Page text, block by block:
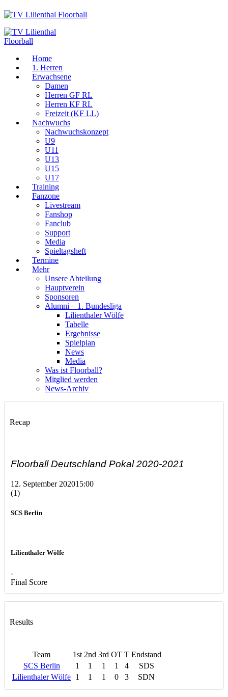
Home
1. Herren
Erwachsene
Damen
Herren GF RL
Herren KF RL
Freizeit (KF LL)
Nachwuchs
Nachwuchskonzept
U9
U11
U13
U15
U17
Training
Fanzone
Livestream
Fanshop
Fanclub
Support
Media
Spieltagsheft
Termine
Mehr
Unsere Abteilung
Hauptverein
Sponsoren
Alumni – 1. Bundesliga
Lilienthaler Wölfe
Tabelle
Ergebnisse
Spielplan
News
Media
Was ist Floorball?
Mitglied werden
News-Archiv
Recap
Floorball Deutschland Pokal 2020-2021
12. September 202015:00
(1)
SCS Berlin
Lilienthaler Wölfe
-
Final Score
Results
Team 1st 2nd 3rd OT T Endstand
SCS Berlin
1 1 1 1 4
SDS
Lilienthaler Wölfe 1 1 1 0 3 SDN